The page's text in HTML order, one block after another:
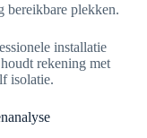
bereikbare plekken.
installatie
rekening met
isolatie.